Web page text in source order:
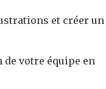
et créer un
votre équipe en